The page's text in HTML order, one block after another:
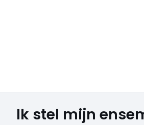
Ik stel mijn